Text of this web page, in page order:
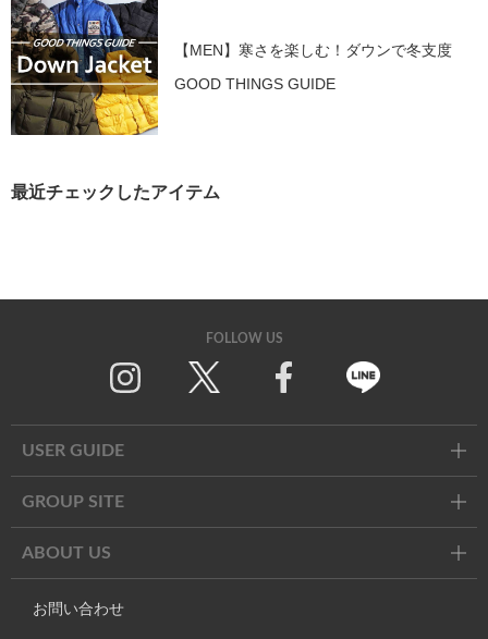
【MEN】寒さを楽しむ！ダウンで冬支度
GOOD THINGS GUIDE
最近チェックしたアイテム
FOLLOW US
USER GUIDE
GROUP SITE
ABOUT US
お問い合わせ